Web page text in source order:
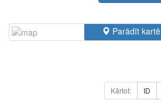
Parādīt kartē
Kārtot: ID